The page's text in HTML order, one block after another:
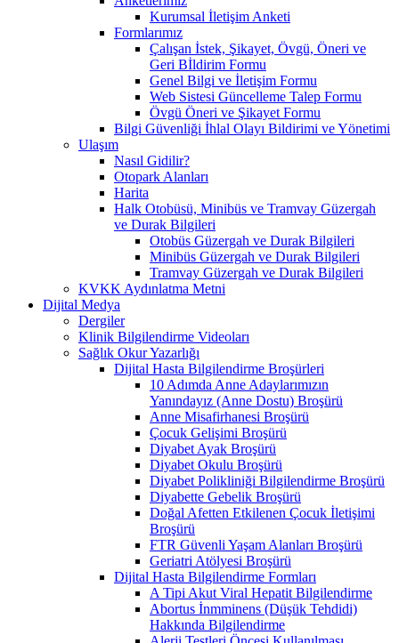
Kurumsal İletişim Anketi
Formlarımız
Çalışan İstek, Şikayet, Övgü, Öneri ve
Geri Bİldirim Formu
Genel Bilgi ve İletişim Formu
Web Sistesi Güncelleme Talep Formu
Övgü Öneri ve Şikayet Formu
Bilgi Güvenliği İhlal Olayı Bildirimi ve Yönetimi
Ulaşım
Nasıl Gidilir?
Otopark Alanları
Harita
Halk Otobüsü, Minibüs ve Tramvay Güzergah
ve Durak Bilgileri
Otobüs Güzergah ve Durak Bilgileri
Minibüs Güzergah ve Durak Bilgileri
Tramvay Güzergah ve Durak Bilgileri
KVKK Aydınlatma Metni
Dijital Medya
Dergiler
Klinik Bilgilendirme Videoları
Sağlık Okur Yazarlığı
Dijital Hasta Bilgilendirme Broşürleri
10 Adımda Anne Adaylarımızın
Yanındayız (Anne Dostu) Broşürü
Anne Misafirhanesi Broşürü
Çocuk Gelişimi Broşürü
Diyabet Ayak Broşürü
Diyabet Okulu Broşürü
Diyabet Polikliniği Bilgilendirme Broşürü
Diyabette Gebelik Broşürü
Doğal Afetten Etkilenen Çocuk İletişimi
Broşürü
FTR Güvenli Yaşam Alanları Broşürü
Geriatri Atölyesi Broşürü
Dijital Hasta Bilgilendirme Formları
A Tipi Akut Viral Hepatit Bilgilendirme
Abortus İnmminens (Düşük Tehdidi)
Hakkında Bilgilendirme